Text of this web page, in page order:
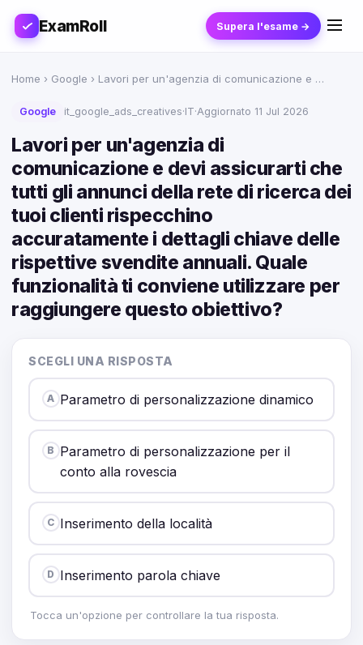
ExamRoll Supera l'esame →
Home › Google › Lavori per un'agenzia di comunicazione e …
Google it_google_ads_creatives·IT·Aggiornato 11 Jul 2026
Lavori per un'agenzia di
comunicazione e devi assicurarti che
tutti gli annunci della rete di ricerca dei
tuoi clienti rispecchino
accuratamente i dettagli chiave delle
rispettive svendite annuali. Quale
funzionalità ti conviene utilizzare per
raggiungere questo obiettivo?
SCEGLI UNA RISPOSTA
A Parametro di personalizzazione dinamico
B Parametro di personalizzazione per il
conto alla rovescia
C Inserimento della località
D Inserimento parola chiave
Tocca un'opzione per controllare la tua risposta.